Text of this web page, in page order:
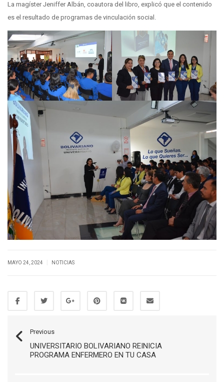
La magíster Jeniffer Albán, coautora del libro, explicó que el contenido
es el resultado de programas de vinculación social.
MAYO 24, 2024 NOTICIAS
Previous
UNIVERSITARIO BOLIVARIANO REINICIA
PROGRAMA ENFERMERO EN TU CASA